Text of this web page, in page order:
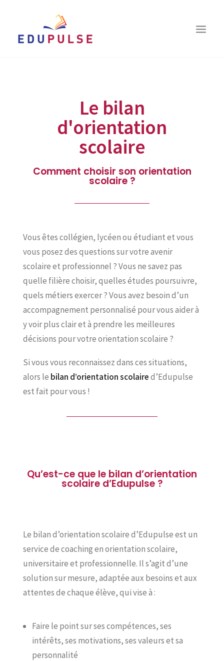
LE BILAN D’ORIENTATIONLe bilan
d'orientation
scolaire
Comment choisir son orientation
scolaire ?
Vous êtes collégien, lycéen ou étudiant et vous
vous posez des questions sur votre avenir
scolaire et professionnel ? Vous ne savez pas
quelle filière choisir, quelles études poursuivre,
quels métiers exercer ? Vous avez besoin d’un
accompagnement personnalisé pour vous aider à
y voir plus clair et à prendre les meilleures
décisions pour votre orientation scolaire ?
Si vous vous reconnaissez dans ces situations,
alors le bilan d’orientation scolaired’Edupulse
est fait pour vous !
Qu’est-ce que le bilan d’orientation
scolaire d’Edupulse ?
Le bilan d’orientation scolaire d’Edupulse est un
service de coaching en orientation scolaire,
universitaire et professionnelle. Il s’agit d’une
solution sur mesure, adaptée aux besoins et aux
attentes de chaque élève, qui vise à :
Faire le point sur ses compétences, ses
intérêts, ses motivations, ses valeurs et sa
personnalité